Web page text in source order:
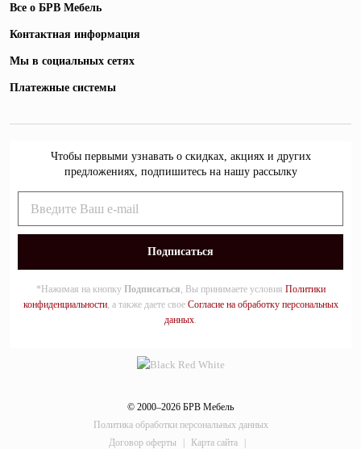
Все о БРВ Мебель
Контактная информация
Мы в социальных сетях
Платежные системы
Чтобы первыми узнавать о скидках, акциях и других
предложениях, подпишитесь на нашу рассылку
*Нажимая на кнопку Подписаться, Вы принимаете условия Политики
конфиденциальности, а также даете свое Согласие на обработку персональных
данных.
© 2000–2026 БРВ Мебель
Политика обработки персональных данных
Договор оферты
Карта сайта